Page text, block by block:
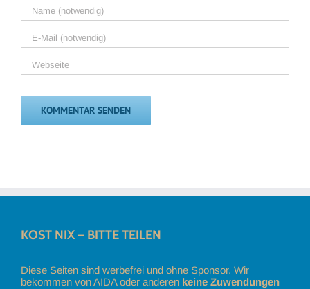
KOST NIX – BITTE TEILEN
Diese Seiten sind werbefrei und ohne Sponsor. Wir
bekommen von AIDA oder anderen keine Zuwendungen